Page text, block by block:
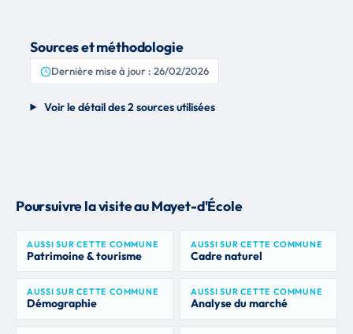
Sources et méthodologie
Dernière mise à jour : 26/02/2026
Voir le détail des 2 sources utilisées
Poursuivre la visite au Mayet-d'École
AUSSI SUR CETTE COMMUNE
Patrimoine & tourisme
AUSSI SUR CETTE COMMUNE
Cadre naturel
AUSSI SUR CETTE COMMUNE
Démographie
AUSSI SUR CETTE COMMUNE
Analyse du marché